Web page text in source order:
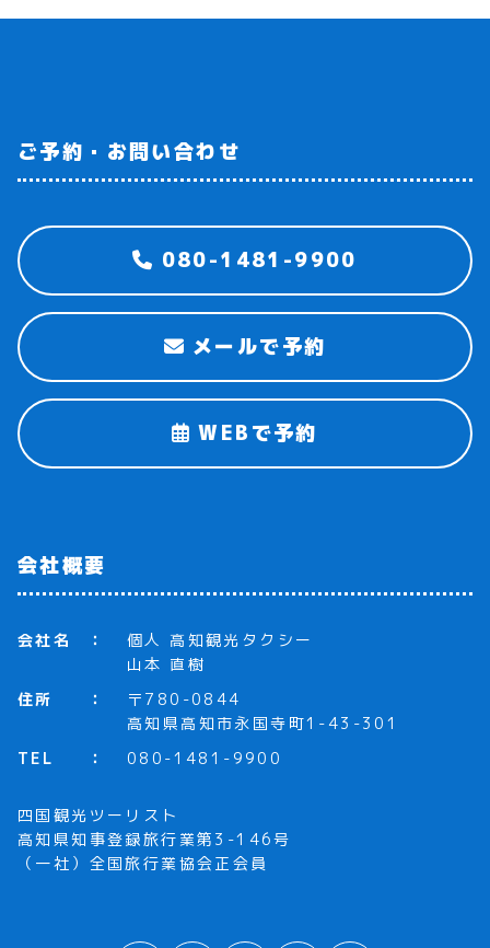
ご予約・お問い合わせ
080-1481-9900
メールで予約
WEBで予約
会社概要
会社名
個人 高知観光タクシー
山本 直樹
住所
〒780-0844
高知県高知市永国寺町1-43-301
TEL
080-1481-9900
四国観光ツーリスト
高知県知事登録旅行業第3-146号
（一社）全国旅行業協会正会員